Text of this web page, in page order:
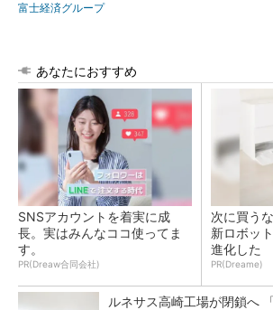
富士経済グループ
あなたにおすすめ
SNSアカウントを着実に成
長。実はみんなココ使ってま
す。
PR(Dreaw合同会社)
次に買う
新ロボッ
進化した
PR(Dreame)
ルネサス高崎工場が閉鎖へ